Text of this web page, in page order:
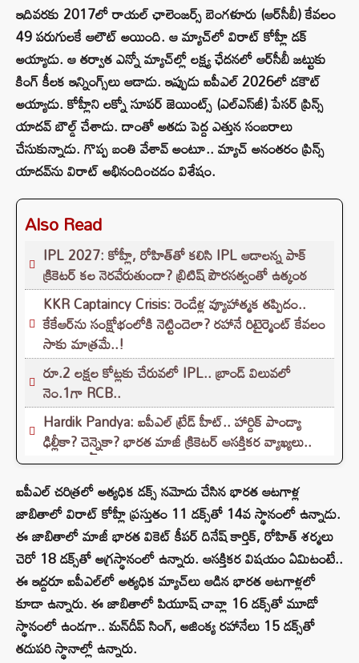
ఇదివరకు 2017లో రాయల్ ఛాలెంజర్స్ బెంగళూరు (ఆర్‌సీబీ) కేవలం
49 పరుగులకే ఆలౌట్ అయింది. ఆ మ్యాచ్‌లో విరాట్ కోహ్లీ డక్
అయ్యాడు. ఆ తర్వాత ఎన్నో మ్యాచ్‌ల్లో లక్ష్య ఛేదనలో ఆర్‌సీబీ జట్టుకు
కింగ్ కీలక ఇన్నింగ్స్‌లు ఆడాడు. ఇప్పుడు ఐపీఎల్ 2026లో డకౌట్
అయ్యాడు. కోహ్లీని లక్నో సూపర్‌ జెయింట్స్‌ (ఎల్ఎస్‌జీ) పేసర్ ప్రిన్స్‌
యాదవ్‌ బౌల్డ్‌ చేశాడు. దాంతో అతడు పెద్ద ఎత్తున సంబరాలు
చేసుకున్నాడు. గొప్ప బంతి వేశావ్ అంటూ.. మ్యాచ్ అనంతరం ప్రిన్స్‌
యాదవ్‌ను విరాట్ అభినందించడం విశేషం.
Also Read
IPL 2027: కోహ్లీ, రోహిత్‌తో కలిసి IPL ఆడాలన్న పాక్‌
క్రికెటర్‌ కల నెరవేరుతుందా? బ్రిటిష్ పౌరసత్వంతో ఉత్కంఠ
KKR Captaincy Crisis: రెండేళ్ల వ్యూహాత్మక తప్పిదం..
కేకేఆర్‌ను సంక్షోభంలోకి నెట్టిందెలా? రహానే రిటైర్మెంట్ కేవలం
సాకు మాత్రమే..!
రూ.2 లక్షల కోట్లకు చేరువలో IPL.. బ్రాండ్ విలువలో
నెం.1గా RCB..
Hardik Pandya: ఐపీఎల్ ట్రేడ్ హీట్.. హార్దిక్ పాండ్యా
ఢిల్లీకా? చెన్నైకా? భారత మాజీ క్రికెటర్ ఆసక్తికర వ్యాఖ్యలు..
ఐపీఎల్ చరిత్రలో అత్యధిక డక్స్ నమోదు చేసిన భారత ఆటగాళ్ల
జాబితాలో విరాట్ కోహ్లీ ప్రస్తుతం 11 డక్స్‌తో 14వ స్థానంలో ఉన్నాడు.
ఈ జాబితాలో మాజీ భారత వికెట్ కీపర్ దినేష్ కార్తిక్, రోహిత్ శర్మలు
చెరో 18 డక్స్‌తో అగ్రస్థానంలో ఉన్నారు. ఆసక్తికర విషయం ఏమిటంటే..
ఈ ఇద్దరూ ఐపీఎల్‌లో అత్యధిక మ్యాచ్‌లు ఆడిన భారత ఆటగాళ్లలో
కూడా ఉన్నారు. ఈ జాబితాలో పియూష్ చావ్లా 16 డక్స్‌తో మూడో
స్థానంలో ఉండగా.. మన్‌దీప్ సింగ్, అజింక్య రహానేలు 15 డక్స్‌తో
తదుపరి స్థానాల్లో ఉన్నారు.